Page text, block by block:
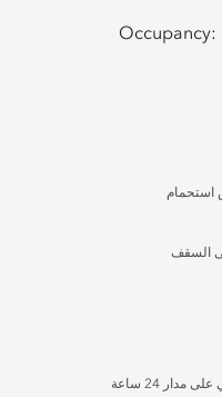
Occupancy:
السقف
24 ساعة